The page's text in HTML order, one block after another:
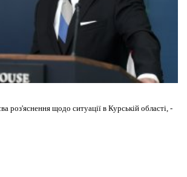
роз'яснення щодо ситуації в Курській області, -